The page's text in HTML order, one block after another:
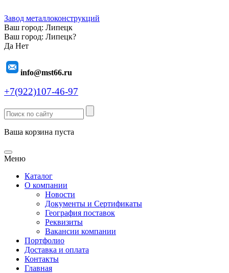
Завод металлоконструкций
Ваш город: Липецк
Ваш город: Липецк?
Да Нет
info@mst66.ru
+7(922)107-46-97
Ваша корзина пуста
Меню
Каталог
О компании
Новости
Документы и Сертификаты
География поставок
Реквизиты
Вакансии компании
Портфолио
Доставка и оплата
Контакты
Главная